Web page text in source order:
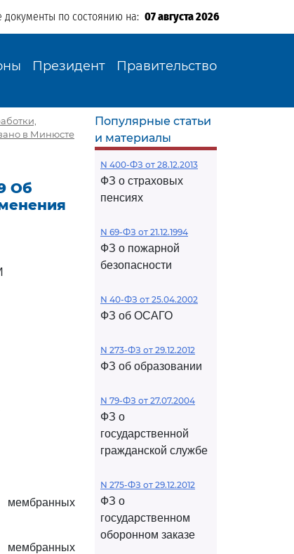
документы по состоянию на: 07 августа 2026
Президент Правительство
в Минюсте
Об
Популярные статьи
и материалы
N 400-ФЗ от 28.12.2013
ФЗ о страховых
пенсиях
N 69-ФЗ от 21.12.1994
ФЗ о пожарной
безопасности
N 40-ФЗ от 25.04.2002
ФЗ об ОСАГО
N 273-ФЗ от 29.12.2012
ФЗ об образовании
N 79-ФЗ от 27.07.2004
ФЗ о
государственной
гражданской службе
N 275-ФЗ от 29.12.2012
ФЗ о
государственном
оборонном заказе